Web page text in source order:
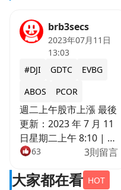
brb3secs
2023年07月11日
13:03
#DJI
GDTC
EVBG
ABOS
PCOR
週二上午股市上漲 最後
更新：2023 年 7 月 11
日星期二上午 8:10 | 鮑
比·雷恩斯 第一眼 週二
經濟數據顯示世界第二
63 3則留言
大家都在看 HOT